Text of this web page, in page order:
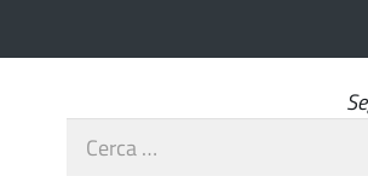
Cerca